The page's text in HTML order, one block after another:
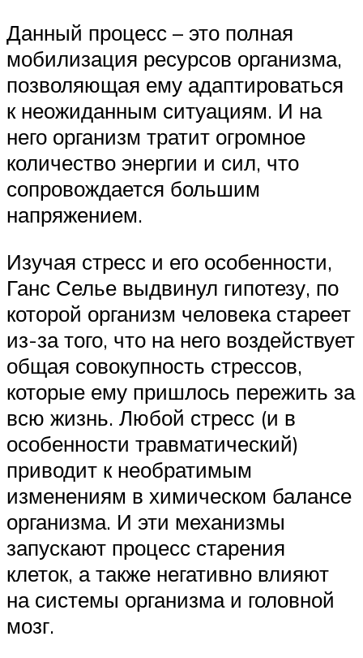
Данный процесс – это полная
мобилизация ресурсов организма,
позволяющая ему адаптироваться
к неожиданным ситуациям. И на
него организм тратит огромное
количество энергии и сил, что
сопровождается большим
напряжением.
Изучая стресс и его особенности,
Ганс Селье выдвинул гипотезу, по
которой организм человека стареет
из-за того, что на него воздействует
общая совокупность стрессов,
которые ему пришлось пережить за
всю жизнь. Любой стресс (и в
особенности травматический)
приводит к необратимым
изменениям в химическом балансе
организма. И эти механизмы
запускают процесс старения
клеток, а также негативно влияют
на системы организма и головной
мозг.